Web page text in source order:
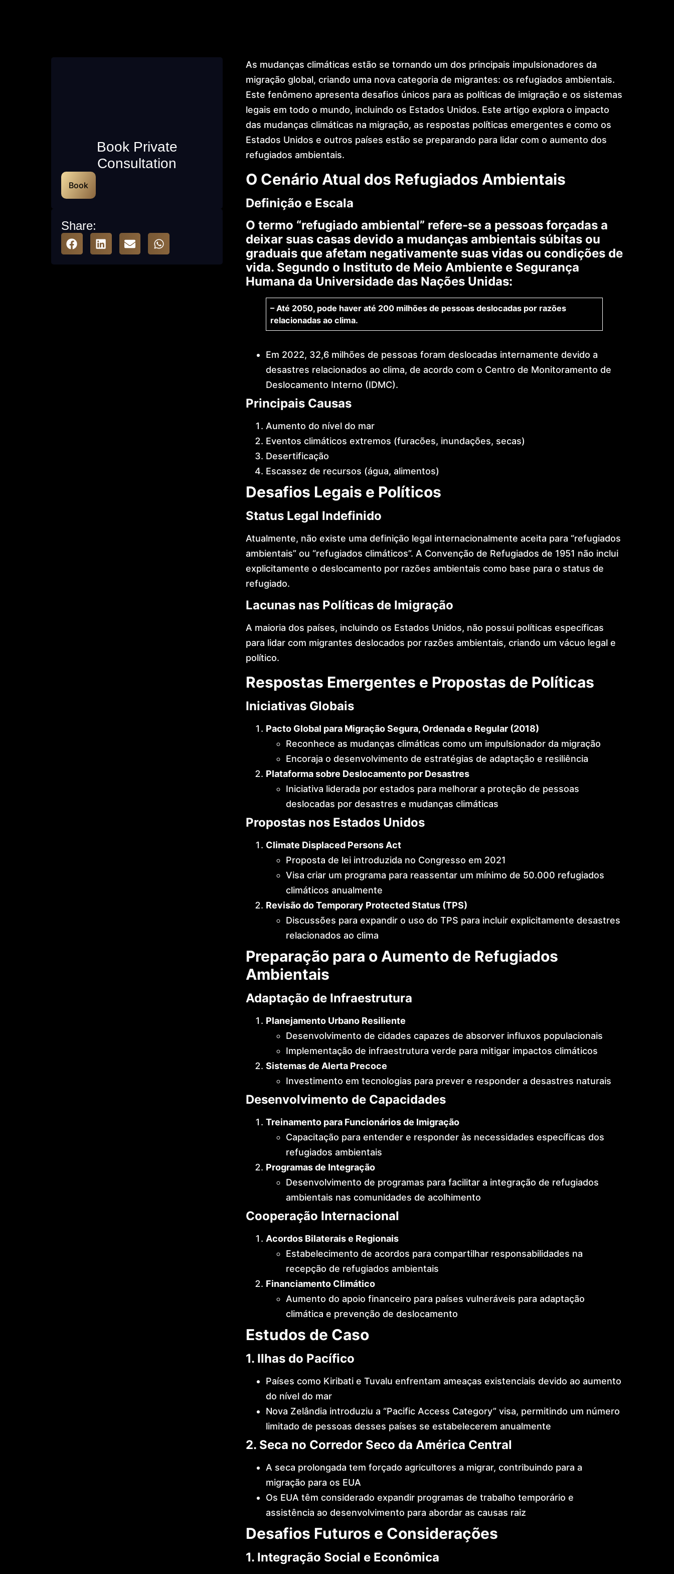
Dr. Lohan Gonçalves
Offices
News
Book Private
Consultation
Book
Share:
As mudanças climáticas estão se tornando um dos principais impulsionadores da
migração global, criando uma nova categoria de migrantes: os refugiados ambientais.
Este fenômeno apresenta desafios únicos para as políticas de imigração e os sistemas
legais em todo o mundo, incluindo os Estados Unidos. Este artigo explora o impacto
das mudanças climáticas na migração, as respostas políticas emergentes e como os
Estados Unidos e outros países estão se preparando para lidar com o aumento dos
refugiados ambientais.
O Cenário Atual dos Refugiados Ambientais
Definição e Escala
O termo “refugiado ambiental” refere-se a pessoas forçadas a
deixar suas casas devido a mudanças ambientais súbitas ou
graduais que afetam negativamente suas vidas ou condições de
vida. Segundo o Instituto de Meio Ambiente e Segurança
Humana da Universidade das Nações Unidas:
– Até 2050, pode haver até 200 milhões de pessoas deslocadas por razões
relacionadas ao clima.
Em 2022, 32,6 milhões de pessoas foram deslocadas internamente devido a
desastres relacionados ao clima, de acordo com o Centro de Monitoramento de
Deslocamento Interno (IDMC).
Principais Causas
Aumento do nível do mar
Eventos climáticos extremos (furacões, inundações, secas)
Desertificação
Escassez de recursos (água, alimentos)
Desafios Legais e Políticos
Status Legal Indefinido
Atualmente, não existe uma definição legal internacionalmente aceita para “refugiados
ambientais” ou “refugiados climáticos”. A Convenção de Refugiados de 1951 não inclui
explicitamente o deslocamento por razões ambientais como base para o status de
refugiado.
Lacunas nas Políticas de Imigração
A maioria dos países, incluindo os Estados Unidos, não possui políticas específicas
para lidar com migrantes deslocados por razões ambientais, criando um vácuo legal e
político.
Respostas Emergentes e Propostas de Políticas
Iniciativas Globais
Pacto Global para Migração Segura, Ordenada e Regular (2018)
Reconhece as mudanças climáticas como um impulsionador da migração
Encoraja o desenvolvimento de estratégias de adaptação e resiliência
Plataforma sobre Deslocamento por Desastres
Iniciativa liderada por estados para melhorar a proteção de pessoas
deslocadas por desastres e mudanças climáticas
Propostas nos Estados Unidos
Climate Displaced Persons Act
Proposta de lei introduzida no Congresso em 2021
Visa criar um programa para reassentar um mínimo de 50.000 refugiados
climáticos anualmente
Revisão do Temporary Protected Status (TPS)
Discussões para expandir o uso do TPS para incluir explicitamente desastres
relacionados ao clima
Preparação para o Aumento de Refugiados
Ambientais
Adaptação de Infraestrutura
Planejamento Urbano Resiliente
Desenvolvimento de cidades capazes de absorver influxos populacionais
Implementação de infraestrutura verde para mitigar impactos climáticos
Sistemas de Alerta Precoce
Investimento em tecnologias para prever e responder a desastres naturais
Desenvolvimento de Capacidades
Treinamento para Funcionários de Imigração
Capacitação para entender e responder às necessidades específicas dos
refugiados ambientais
Programas de Integração
Desenvolvimento de programas para facilitar a integração de refugiados
ambientais nas comunidades de acolhimento
Cooperação Internacional
Acordos Bilaterais e Regionais
Estabelecimento de acordos para compartilhar responsabilidades na
recepção de refugiados ambientais
Financiamento Climático
Aumento do apoio financeiro para países vulneráveis para adaptação
climática e prevenção de deslocamento
Estudos de Caso
1. Ilhas do Pacífico
Países como Kiribati e Tuvalu enfrentam ameaças existenciais devido ao aumento
do nível do mar
Nova Zelândia introduziu a “Pacific Access Category” visa, permitindo um número
limitado de pessoas desses países se estabelecerem anualmente
2. Seca no Corredor Seco da América Central
A seca prolongada tem forçado agricultores a migrar, contribuindo para a
migração para os EUA
Os EUA têm considerado expandir programas de trabalho temporário e
assistência ao desenvolvimento para abordar as causas raiz
Desafios Futuros e Considerações
1. Integração Social e Econômica